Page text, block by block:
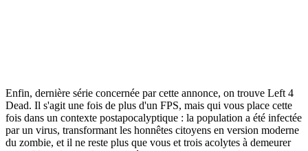
Enfin, dernière série concernée par cette annonce, on trouve Left 4
Dead. Il s'agit une fois de plus d'un FPS, mais qui vous place cette
fois dans un contexte postapocalyptique : la population a été infectée
par un virus, transformant les honnêtes citoyens en version moderne
du zombie, et il ne reste plus que vous et trois acolytes à demeurer